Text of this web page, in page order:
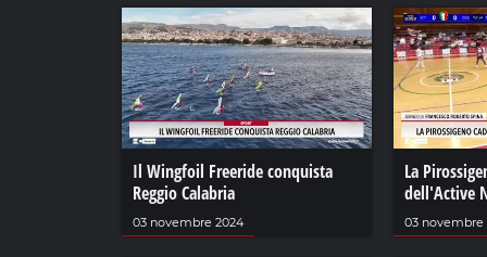
Il Wingfoil Freeride conquista
Reggio Calabria
03 novembre 2024
La
dell'Active
03 novembre